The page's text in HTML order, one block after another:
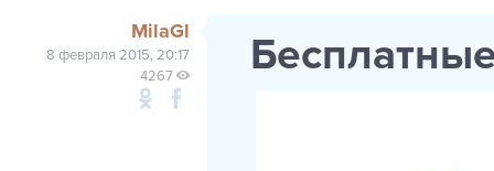
MilaGl
8 февраля 2015, 20:17
4267